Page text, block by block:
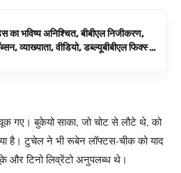
का भविष्य अनिश्चित, बीबीएल निजीकरण,
व्याख्याता, वीडियो, डब्ल्यूबीबीएल फिक्स्चर
चूक गए। बुकेयो साका, जो चोट से लौटे थे, को
है। टुचेल ने भी रूबेन लॉफ्टस-चीक को याद
और टिनो लिव्रेंटो अनुपलब्ध थे।